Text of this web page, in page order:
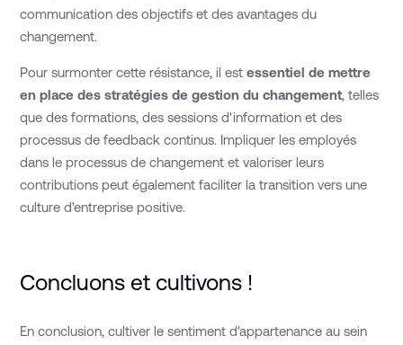
communication des objectifs et des avantages du
changement.
Pour surmonter cette résistance, il estessentiel de mettre
en place des stratégies de gestion du changement, telles
que des formations, des sessions d'information et des
processus de feedback continus. Impliquer les employés
dans le processus de changement et valoriser leurs
contributions peut également faciliter la transition vers une
culture d'entreprise positive.
Concluons et cultivons !
En conclusion, cultiver le sentiment d'appartenance au sein